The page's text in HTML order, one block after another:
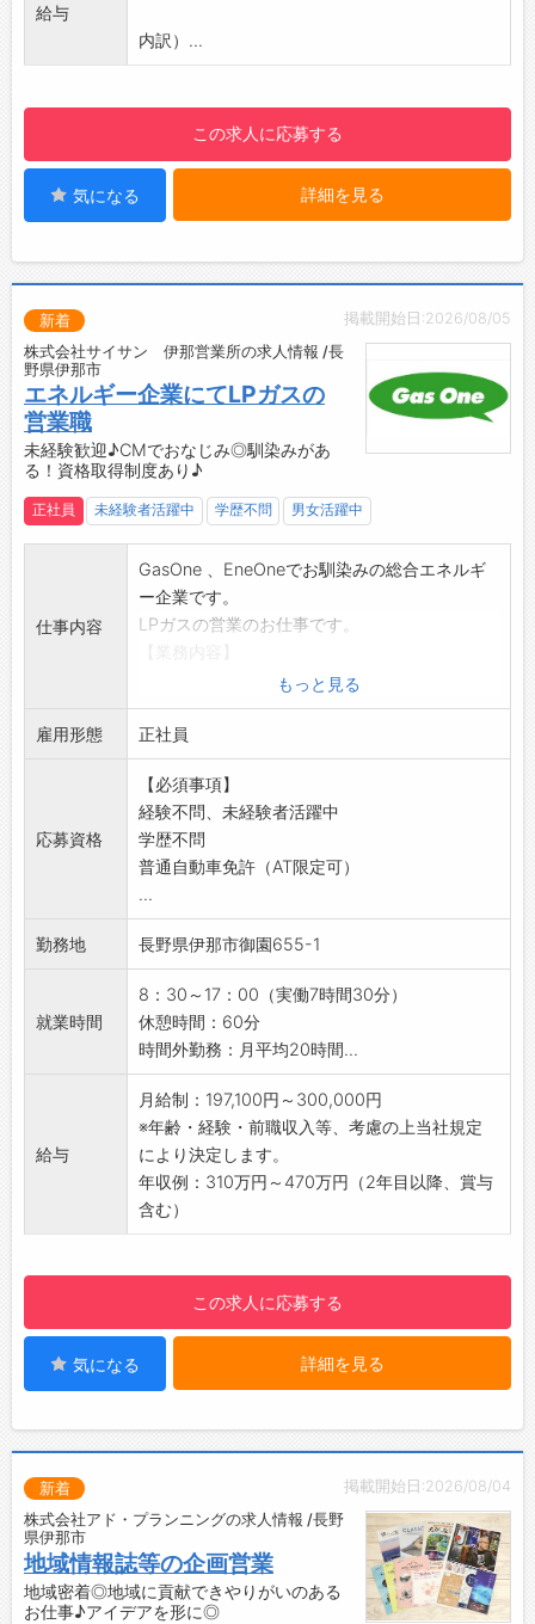
・アイデアフラッシュによる課題解決のプロセ
スをお客様と共有することで、ものを生み出す
■100％オーダーメイドでニーズに対応
・なぜならば、お客様によって生産現場やライ
・弊社では研究開発と製造現場が一体となった
独自の開発システムを構築し、お客様のご要望
に適ったベストな装置を一つひとつオーダーメ
イドします。
■一貫生産体制とワンストップオーダー
・弊社では原材料の調達・加工から製品の製造
・また、海外にも拠点を持ち、グローバルパー
トナーとの業務提携により、量産体制も構築し
ています。
・製品の開発から製造、設置、アフターフォロ
ーまでワンストップでお応えできるのが弊社の
強みです。
【おすすめポイント♪】
う、先輩スタッフが一つひとつ丁寧に指導しま
・業務は徐々に覚えていただける環境なので、
製造業が初めての方も安心です
・仲間と協力しながら作業を進めるため、コミ
やりがいを感じられる職場です
り（規定あり）
・新しい環境でのスタートを会社がサポート！
・自然豊かな地域で働きながら、長く活躍した
い方にもおすすめです
【出張について】
・顧客先での設置業務などの業務が発生します
【設備】
・無料駐車場完備
・制服：貸与
・更衣室、ロッカー完備
・仕出し弁当注文可能
・喫煙所完備
【会社の特徴】
■分野横断的な「発想力」で課題を解決
・ごく小さなもの、形状の複雑なもの、薄く軟
弱なものなど、ハンドリングの難しい製品の取
・その工程をいかに機械化・自動化するかとい
ったご要望に対して、分野横断的な豊かな発想
力でお応えします。
・アイデアフラッシュによる課題解決のプロセ
スをお客様と共有することで、ものを生み出す
喜びを感じていただけます。
■100％オーダーメイドでニーズに対応
・弊社が開発する製品に一つとして同じものは
ありません。
・なぜならば、お客様によって生産現場やライ
ンの環境、製品の特性が異なるからです。
・弊社では研究開発と製造現場が一体となった
に適ったベストな装置を一つひとつオーダーメ
・弊社では原材料の調達・加工から製品の製造
・また、海外にも拠点を持ち、グローバルパー
トナーとの業務提携により、量産体制も構築し
・製品の開発から製造、設置、アフターフォロ
ーまでワンストップでお応えできるのが弊社の
強みです。
給与
内訳）...
この求人に応募する
気になる 詳細を見る
掲載開始日:2026/08/05
新着
株式会社サイサン 伊那営業所の求人情報 /長
野県伊那市
エネルギー企業にてLPガスの
営業職
未経験歓迎♪CMでおなじみ◎馴染みがあ
る！資格取得制度あり♪
正社員 未経験者活躍中 学歴不問 男女活躍中
仕事内容
GasOne 、EneOneでお馴染みの総合エネルギ
ー企業です。
LPガスの営業のお仕事です。
戸建、アパート、飲食店などを中心にLPガスを
供給します。
安全にご利用いただくための保安点検や集金、
検針、契約手続き、ガス器具修理、販売などを
はじめ、ガスや電気の新規開拓も行います。
その他、ガス配管工事やリフォームも行い、営
業だけでなく技術も身に付く部門です。
LPガス、電力関連、家のリフォームやウォータ
ーサーバーなど、お客さまのご要望に応じて
様々な商材の提案ができるため、やりがいを持
【魅力】
当社が扱うのは『私たちの暮らし』に必要不可
欠なエネルギー・インフラ事業です。
【業務流れ】
・定期保安点検など保安維持管理のためにお客
さまへのご案内、点検実施。
・ガス機器の不調などお問合せを受けて、お客
さま宅へ訪問して点検を行います。
※ボンベ配送は、配送会社に委託しています。
【貸与品】
◆スマホ、PC、ユニフォーム、工具など
【各種手当】
◆住宅手当の支給があり、世帯主であれば全員
◆入社後は先輩職員に同行し、慣れるまで半年
ほどは、業務に必要な資格を取得しながら仕事
を覚えていただきます。
◆資格取得制度があります。（全額会社負担・
もっと見る
雇用形態 正社員
応募資格
【必須事項】
経験不問、未経験者活躍中
学歴不問
普通自動車免許（AT限定可）
...
勤務地 長野県伊那市御園655-1
就業時間
8：30～17：00（実働7時間30分）
休憩時間：60分
時間外勤務：月平均20時間...
給与
月給制：197,100円～300,000円
※年齢・経験・前職収入等、考慮の上当社規定
により決定します。
年収例：310万円～470万円（2年目以降、賞与
含む）
この求人に応募する
気になる 詳細を見る
掲載開始日:2026/08/04
新着
株式会社アド・プランニングの求人情報 /長野
県伊那市
地域情報誌等の企画営業
地域密着◎地域に貢献できやりがいのある
お仕事♪アイデアを形に◎